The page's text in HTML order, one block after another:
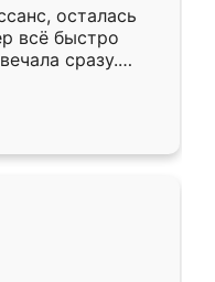
осталась
всё быстро
сразу.
подошёл к
Собрали
даже